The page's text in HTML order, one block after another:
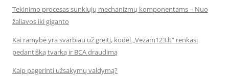
Tekinimo procesas sunkiųjų mechanizmų komponentams – Nuo
žaliavos iki giganto
Kai ramybė yra svarbiau už greitį, kodėl „Vezam123.lt“ renkasi
pedantišką tvarką ir BCA draudimą
Kaip pagerinti užsakymų valdymą?